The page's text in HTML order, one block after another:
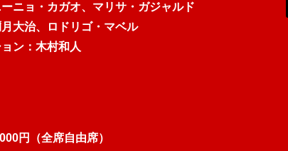
ニョ・カガオ、マリサ・ガジャルド
大治、ロドリゴ・マベル
ン：木村和人
円（全席自由席）